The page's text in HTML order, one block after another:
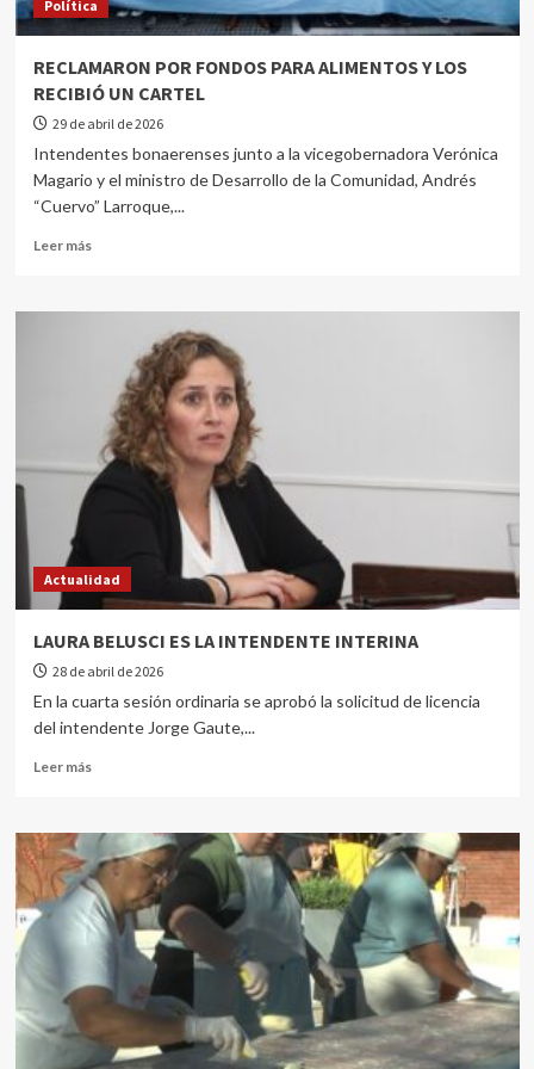
Política
RECLAMARON POR FONDOS PARA ALIMENTOS Y LOS
RECIBIÓ UN CARTEL
29 de abril de 2026
Intendentes bonaerenses junto a la vicegobernadora Verónica
Magario y el ministro de Desarrollo de la Comunidad, Andrés
“Cuervo” Larroque,...
Leer más
Actualidad
LAURA BELUSCI ES LA INTENDENTE INTERINA
28 de abril de 2026
En la cuarta sesión ordinaria se aprobó la solicitud de licencia
del intendente Jorge Gaute,...
Leer más